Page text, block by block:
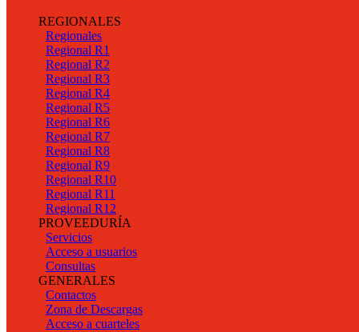
REGIONALES
Regionales
Regional R1
Regional R2
Regional R3
Regional R4
Regional R5
Regional R6
Regional R7
Regional R8
Regional R9
Regional R10
Regional R11
Regional R12
PROVEEDURÍA
Servicios
Acceso a usuarios
Consultas
GENERALES
Contactos
Zona de Descargas
Acceso a cuarteles